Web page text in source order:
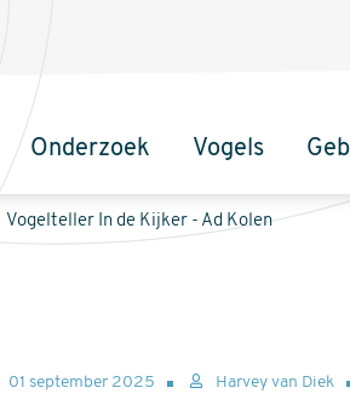
Onderzoek Vogels
Vogelteller In de Kijker - Ad Kolen
01 september 2025 Harvey van Diek